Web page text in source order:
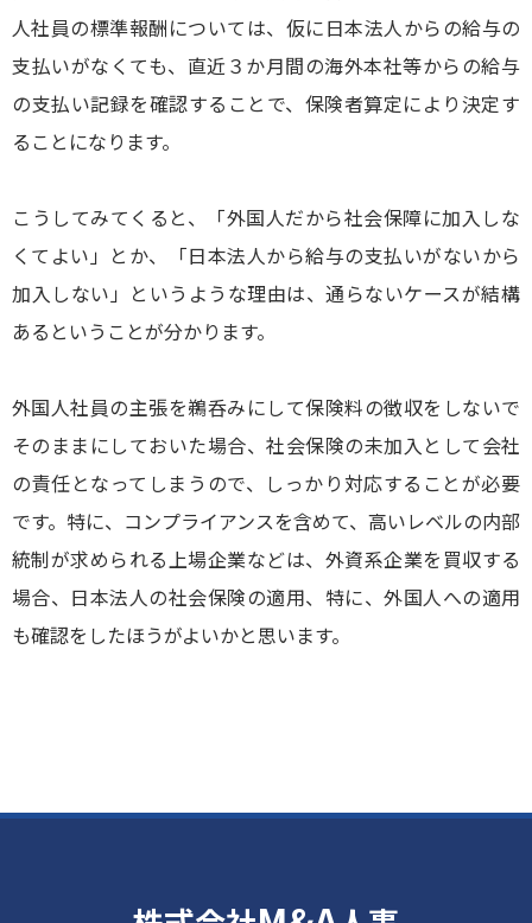
人社員の標準報酬については、仮に日本法人からの給与の
支払いがなくても、直近３か月間の海外本社等からの給与
の支払い記録を確認することで、保険者算定により決定す
ることになります。
こうしてみてくると、「外国人だから社会保障に加入しな
くてよい」とか、「日本法人から給与の支払いがないから
加入しない」というような理由は、通らないケースが結構
あるということが分かります。
外国人社員の主張を鵜呑みにして保険料の徴収をしないで
そのままにしておいた場合、社会保険の未加入として会社
の責任となってしまうので、しっかり対応することが必要
です。特に、コンプライアンスを含めて、高いレベルの内部
統制が求められる上場企業などは、外資系企業を買収する
場合、日本法人の社会保険の適用、特に、外国人への適用
も確認をしたほうがよいかと思います。